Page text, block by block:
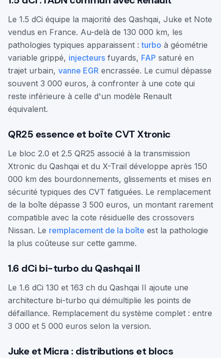
Le 1.5 dCi équipe la majorité des Qashqai, Juke et Note
vendus en France. Au-delà de 130 000 km, les
pathologies typiques apparaissent :turbo à géométrie
variable grippé, injecteurs fuyards, FAP saturé en
trajet urbain, vanne EGR encrassée. Le cumul dépasse
souvent 3 000 euros, à confronter à une cote qui
reste inférieure à celle d'un modèle Renault
équivalent.
QR25 essence et boîte CVT Xtronic
Le bloc 2.0 et 2.5 QR25 associé à la transmission
Xtronic du Qashqai et du X-Trail développe après 150
000 km des bourdonnements, glissements et mises en
sécurité typiques des CVT fatiguées. Le remplacement
de la boîte dépasse 3 500 euros, un montant rarement
compatible avec la cote résiduelle des crossovers
Nissan. Le remplacement de la boîte est la pathologie
la plus coûteuse sur cette gamme.
1.6 dCi bi-turbo du Qashqai II
Le 1.6 dCi 130 et 163 ch du Qashqai II ajoute une
architecture bi-turbo qui démultiplie les points de
défaillance. Remplacement du système complet : entre
3 000 et 5 000 euros selon la version.
Juke et Micra : distributions et blocs